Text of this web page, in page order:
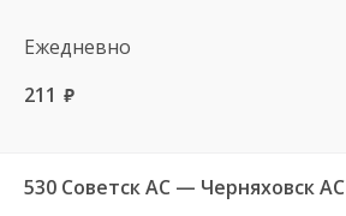
Ежедневно
211 руб.
530 Советск АС — Черняховск АС